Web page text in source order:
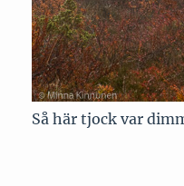
Så här tjock var